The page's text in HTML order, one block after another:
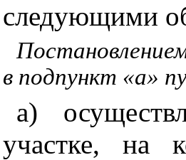
следующими
в подпункт «а»
а)
участке, на